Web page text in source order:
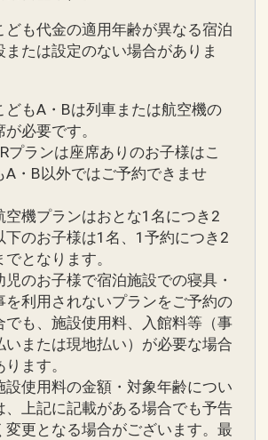
も代金の適用年齢が異なる宿泊
または設定のない場合がありま
どもA・Bは列車または航空機の
が必要です。
プランは座席ありのお子様はこ
A・B以外ではご予約できませ
空機プランはおとな1名につき2
下のお子様は1名、1予約につき2
でとなります。
児のお子様で宿泊施設での寝具・
を利用されないプランをご予約の
でも、施設使用料、入館料等（事
いまたは現地払い）が必要な場合
ります。
設使用料の金額・対象年齢につい
、上記に記載がある場合でも予告
変更となる場合がございます。最